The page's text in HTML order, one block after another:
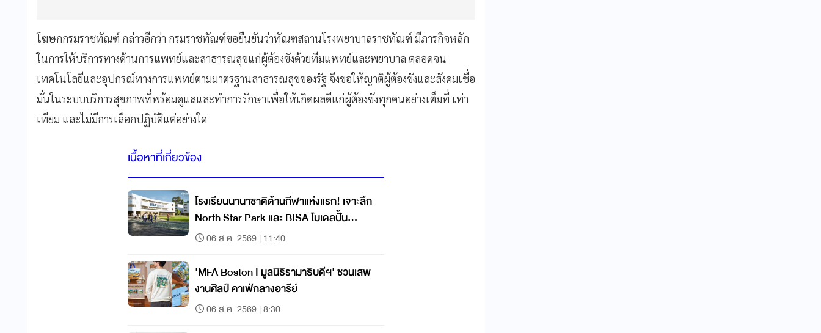
โฆษกกรมราชทัณฑ์ กล่าวอีกว่า กรมราชทัณฑ์ขอยืนยันว่าทัณฑสถานโรงพยาบาลราชทัณฑ์ มีภารกิจหลัก
ในการให้บริการทางด้านการแพทย์และสาธารณสุขแก่ผู้ต้องขังด้วยทีมแพทย์และพยาบาล ตลอดจน
เทคโนโลยีและอุปกรณ์ทางการแพทย์ตามมาตรฐานสาธารณสุขของรัฐ จึงขอให้ญาติผู้ต้องขังและสังคมเชื่อ
มั่นในระบบบริการสุขภาพที่พร้อมดูแลและทำการรักษาเพื่อให้เกิดผลดีแก่ผู้ต้องขังทุกคนอย่างเต็มที่ เท่า
เทียม และไม่มีการเลือกปฏิบัติแต่อย่างใด
เนื้อหาที่เกี่ยวข้อง
โรงเรียนนานาชาติด้านกีฬาแห่งแรก! เจาะลึก
North Star Park และ BISA โมเดลปั้น
นักกีฬาแนวใหม่
06 ส.ค. 2569 | 11:40
'MFA Boston I มูลนิธิรามาธิบดีฯ' ชวนเสพ
งานศิลป์ คาเฟ่กลางอารีย์
06 ส.ค. 2569 | 8:30